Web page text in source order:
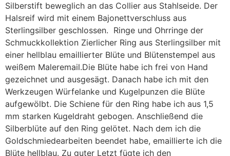
Silberstift beweglich an das Collier aus Stahlseide. Der
Halsreif wird mit einem Bajonettverschluss aus
Sterlingsilber geschlossen. Ringe und Ohrringe der
Schmuckkollektion Zierlicher Ring aus Sterlingsilber mit
einer hellblau emaillierter Blüte und Blütenstempel aus
weißem Maleremail.Die Blüte habe ich frei von Hand
gezeichnet und ausgesägt. Danach habe ich mit den
Werkzeugen Würfelanke und Kugelpunzen die Blüte
aufgewölbt. Die Schiene für den Ring habe ich aus 1,5
mm starken Kugeldraht gebogen. Anschließend die
Silberblüte auf den Ring gelötet. Nach dem ich die
Goldschmiedearbeiten beendet habe, emaillierte ich die
Blüte hellblau. Zu guter Letzt fügte ich den